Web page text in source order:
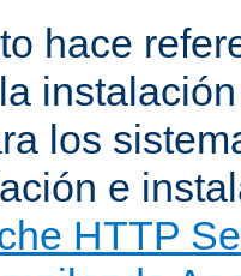
hace
los
e
HTTP